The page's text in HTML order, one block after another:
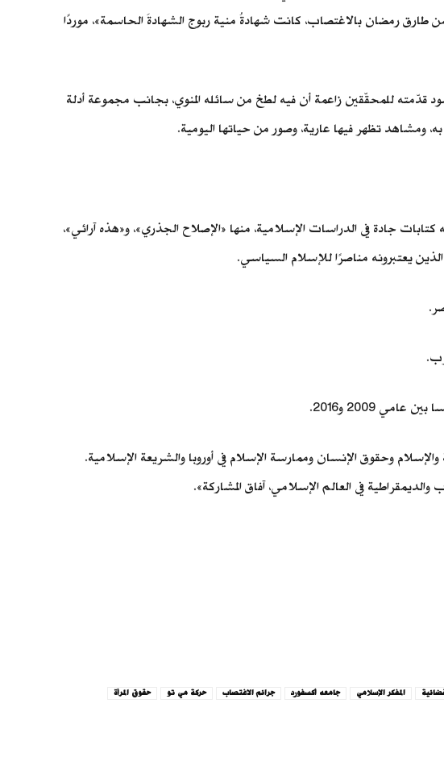
طارق رمضان بالاغتصاب، كانت شهادةُ منية ربوج الشهادةَ الحاسمة»، موردًا
للمحقّقين زاعمة أن فيه لطخ من سائله المنوي، بجانب مجموعة أدلة
ومشاهد تظهر فيها عارية، وصور من حياتها اليومية.
جادة في الدراسات الإسلامية، منها «الإصلاح الجذري»، و«هذه آرائي»،
يعتبرونه مناصرًا للإسلام السياسي.
2009 و2016.
والديمقراطية والإسلام وحقوق الإنسان وممارسة الإسلام في أوروبا والشريعة الإسلامية.
في العالم الإسلامي، آفاق المشاركة».
المفكر الإسلامي جامعه أكسفورد جرائم الاغتصاب حركة مي تو حقوق المرأة